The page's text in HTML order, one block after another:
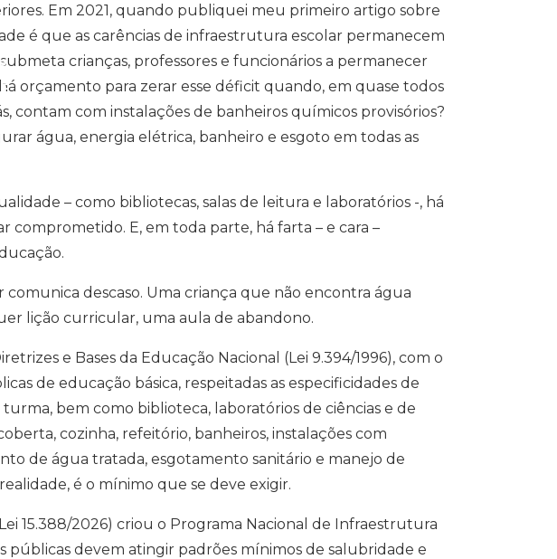
Em 2021, quando publiquei meu primeiro artigo sobre
é que as carências de infraestrutura escolar permanecem
crianças, professores e funcionários a permanecer
orçamento para zerar esse déficit quando, em quase todos
contam com instalações de banheiros químicos provisórios?
água, energia elétrica, banheiro e esgoto em todas as
– como bibliotecas, salas de leitura e laboratórios -, há
E, em toda parte, há farta – e cara –
descaso. Uma criança que não encontra água
lição curricular, uma aula de abandono.
e Bases da Educação Nacional (Lei 9.394/1996), com o
de educação básica, respeitadas as especificidades de
bem como biblioteca, laboratórios de ciências e de
cozinha, refeitório, banheiros, instalações com
de água tratada, esgotamento sanitário e manejo de
é o mínimo que se deve exigir.
15.388/2026) criou o Programa Nacional de Infraestrutura
públicas devem atingir padrões mínimos de salubridade e